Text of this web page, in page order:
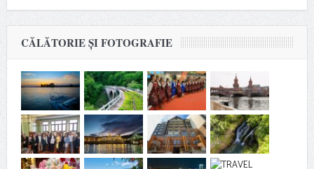
CĂLĂTORIE ȘI FOTOGRAFIE